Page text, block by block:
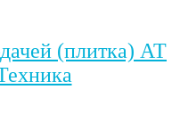
(плитка) АТ